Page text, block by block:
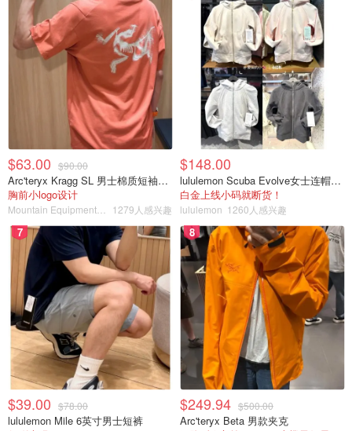
25个班次往返于沃德岛
第一班早上6点30分离开
最后一班晚上11点45分返回
$63.00 $90.00
Arc'teryx Kragg SL 男士棉质短袖T恤
胸前小logo设计
1279人感兴趣
$148.00
lululemon Scuba Evolve女士连帽卫衣 全拉链
白金上线小码就断货！
lululemon 1260人感兴趣
7
$39.00 $78.00
lululemon Mile 6英寸男士短裤
8
$249.94 $500.00
Arc'teryx Beta 男款夹克